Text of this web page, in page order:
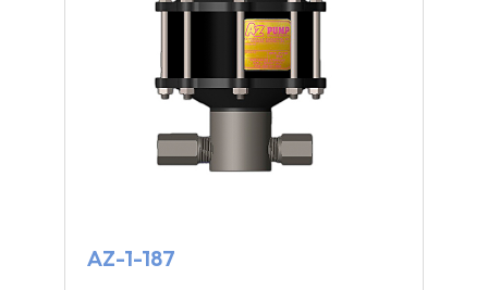
AZ-1-187